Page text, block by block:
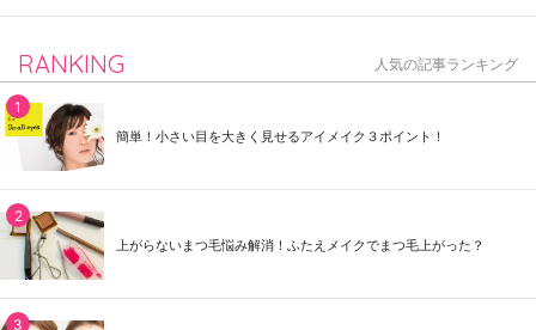
RANKING 人気の記事ランキング
簡単！小さい目を大きく見せるアイメイク３ポイント！
上がらないまつ毛悩み解消！ふたえメイクでまつ毛上がった？